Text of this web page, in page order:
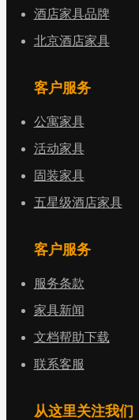
酒店家具品牌
北京酒店家具
客户服务
公寓家具
活动家具
固装家具
五星级酒店家具
客户服务
服务条款
家具新闻
文档帮助下载
联系客服
从这里关注我们